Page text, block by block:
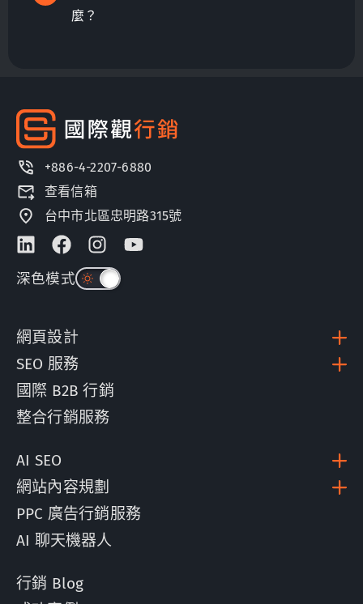
麼？
+886-4-2207-6880
查看信箱
台中市北區忠明路315號
深色模式
網頁設計
SEO 服務
國際 B2B 行銷
整合行銷服務
AI SEO
網站內容規劃
PPC 廣告行銷服務
AI 聊天機器人
行銷 Blog